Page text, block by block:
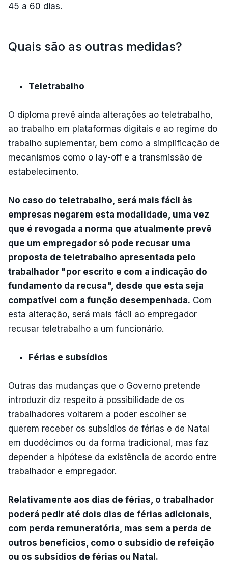
45 a 60 dias.
Quais são as outras medidas?
Teletrabalho
O diploma prevê ainda alterações ao teletrabalho,
ao trabalho em plataformas digitais e ao regime do
trabalho suplementar, bem como a simplificação de
mecanismos como o lay-off e a transmissão de
estabelecimento.
No caso do teletrabalho, será mais fácil às
empresas negarem esta modalidade, uma vez
que é revogada a norma que atualmente prevê
que um empregador só pode recusar uma
proposta de teletrabalho apresentada pelo
trabalhador "por escrito e com a indicação do
fundamento da recusa", desde que esta seja
compatível com a função desempenhada. Com
esta alteração, será mais fácil ao empregador
recusar teletrabalho a um funcionário.
Férias e subsídios
Outras das mudanças que o Governo pretende
introduzir diz respeito à possibilidade de os
trabalhadores voltarem a poder escolher se
querem receber os subsídios de férias e de Natal
em duodécimos ou da forma tradicional, mas faz
depender a hipótese da existência de acordo entre
trabalhador e empregador.
Relativamente aos dias de férias, o trabalhador
poderá pedir até dois dias de férias adicionais,
com perda remuneratória, mas sem a perda de
outros benefícios, como o subsídio de refeição
ou os subsídios de férias ou Natal.